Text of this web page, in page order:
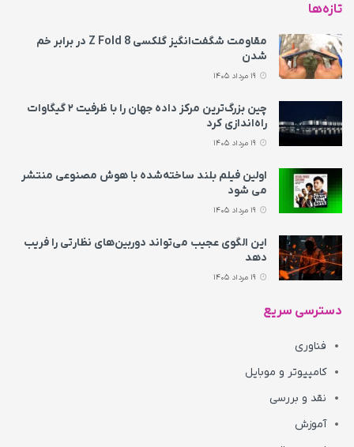
تازه‌ها
مقاومت شگفت‌انگیز گلکسی Z Fold 8 در برابر خم
شدن
چین بزرگ‌ترین مرکز داده جهان را با ظرفیت ۲ گیگاوات
راه‌اندازی کرد
اولین فیلم بلند ساخته‌شده با هوش مصنوعی منتشر
می‌ شود
این الگوی عجیب می‌تواند دوربین‌های نظارتی را فریب
دهد
دسترسی سریع
فناوری
کامپیوتر و موبایل
نقد و بررسی
آموزش